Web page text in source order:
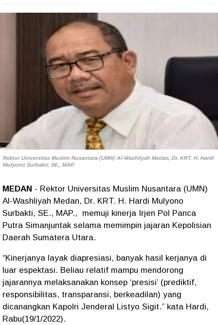
Rektor Universitas Muslim Nusantara (UMN) Al-Washliyah Medan, Dr. KRT. H. Hardi
Mulyono Surbakti, SE., MAP.
MEDAN - Rektor Universitas Muslim Nusantara (UMN)
Al-Washliyah Medan, Dr. KRT. H. Hardi Mulyono
Surbakti, SE., MAP., memuji kinerja Irjen Pol Panca
Putra Simanjuntak selama memimpin jajaran Kepolisian
Daerah Sumatera Utara.
“Kinerjanya layak diapresiasi, banyak hasil kerjanya di
luar espektasi. Beliau relatif mampu mendorong
jajarannya melaksanakan konsep ‘presisi’ (prediktif,
responsibilitas, transparansi, berkeadilan) yang
dicanangkan Kapolri Jenderal Listyo Sigit.” kata Hardi,
Rabu(19/1/2022).